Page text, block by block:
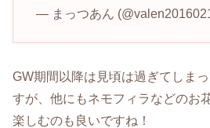
— まっつあん
GW期間以降は見頃は過ぎてしま
すが、他にもネモフィラなどのお
楽しむのも良いですね！